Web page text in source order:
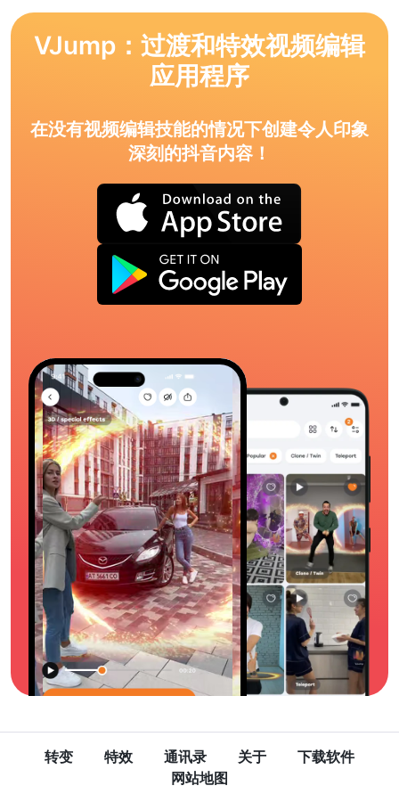
VJump：过渡和特效视频编辑
应用程序
在没有视频编辑技能的情况下创建令人印象
深刻的抖音内容！
转变 特效 通讯录 关于
下载软件
网站地图